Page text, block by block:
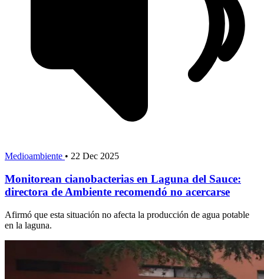
Medioambiente • 22 Dec 2025
Monitorean cianobacterias en Laguna del Sauce:
directora de Ambiente recomendó no acercarse
Afirmó que esta situación no afecta la producción de agua potable
en la laguna.